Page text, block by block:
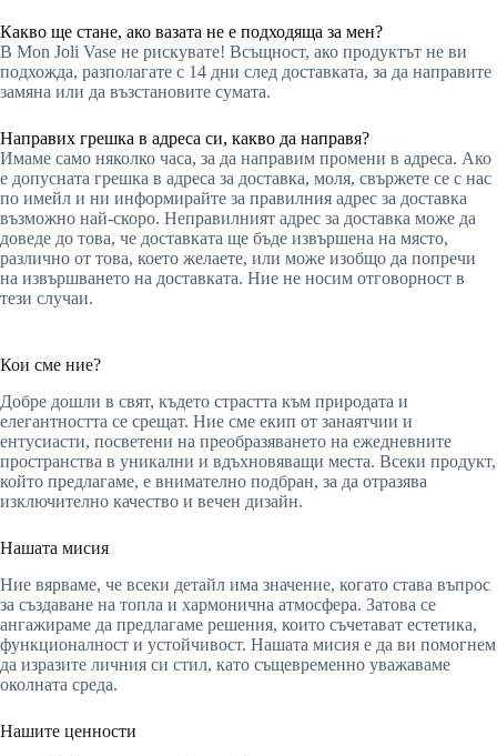
Какво ще стане, ако вазата не е подходяща за мен?
В Mon Joli Vase не рискувате! Всъщност, ако продуктът не ви
подхожда, разполагате с 14 дни след доставката, за да направите
замяна или да възстановите сумата.
Направих грешка в адреса си, какво да направя?
Имаме само няколко часа, за да направим промени в адреса. Ако
е допусната грешка в адреса за доставка, моля, свържете се с нас
по имейл и ни информирайте за правилния адрес за доставка
възможно най-скоро. Неправилният адрес за доставка може да
доведе до това, че доставката ще бъде извършена на място,
различно от това, което желаете, или може изобщо да попречи
на извършването на доставката. Ние не носим отговорност в
тези случаи.
Кои сме ние?
Добре дошли в свят, където страстта към природата и
елегантността се срещат. Ние сме екип от занаятчии и
ентусиасти, посветени на преобразяването на ежедневните
пространства в уникални и вдъхновяващи места. Всеки продукт,
който предлагаме, е внимателно подбран, за да отразява
изключително качество и вечен дизайн.
Нашата мисия
Ние вярваме, че всеки детайл има значение, когато става въпрос
за създаване на топла и хармонична атмосфера. Затова се
ангажираме да предлагаме решения, които съчетават естетика,
функционалност и устойчивост. Нашата мисия е да ви помогнем
да изразите личния си стил, като същевременно уважаваме
околната среда.
Нашите ценности